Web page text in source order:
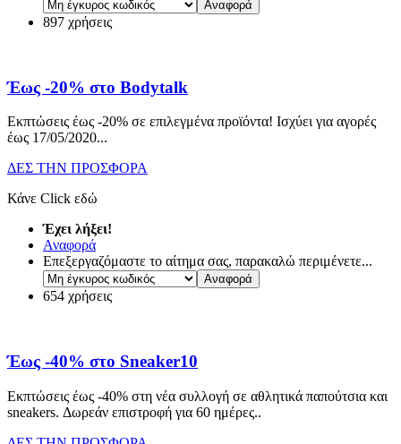
897 χρήσεις
Έως -20% στο Bodytalk
Εκπτώσεις έως -20% σε επιλεγμένα προϊόντα! Ισχύει για αγορές
έως 17/05/2020...
ΔΕΣ ΤΗΝ ΠΡΟΣΦΟΡΑ
Κάνε Click εδώ
Έχει λήξει!
Αναφορά
Επεξεργαζόμαστε το αίτημα σας, παρακαλώ περιμένετε...
654 χρήσεις
Έως -40% στο Sneaker10
Εκπτώσεις έως -40% στη νέα συλλογή σε αθλητικά παπούτσια και
sneakers. Δωρεάν επιστροφή για 60 ημέρες..